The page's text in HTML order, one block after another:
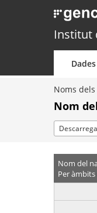
Institut
Dades
Noms
Nom
Nom del
Per